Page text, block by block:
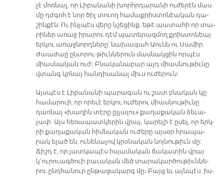
չէ մոռ­նալ, որ Լի­բա­նա­նի խորհր­դա­րա­նի ու­ժե­րէն մաս
մը դժգոհ է նոր ծիլ տուող հա­մաք­րիս­տո­նէա­կան դա­
շին­քէն: Ու ինչ­պէս վե­րը նշե­ցինք, ե­թէ պա­տա­հի որ տա­
րի­ներ ա­ռաջ ի­րա­րու դէմ պա­տե­րազ­մող քրիս­տո­նեայ
եր­կու ա­ռաջ­նորդ­նե­րը՝ նա­խա­գահ Աունն ու Սա­միր
Ժաա­ժաը ընտ­րու-­թիւն­նե­րուն մաս­նակ­ցին որ­պէս
միաս­նա­կան ուժ։ Բնա­կա­նա­բար այդ միաս­նու­թիւ­նը
վտանգ կրնայ հան­դի­սա­նալ միւս ու­ժե­րուն:
Այս­պէս է Լի­բա­նա­նի պա­րա­գան ու շատ բնա­կան կը
հա­մա­րուի, որ ո­րե­ւէ եր­կու ու­ժե­րու միաս­նու­թիւ­նը
դառ­նայ «խա­ղին տէ­րը ըլ­լա­լու» քա­ղա­քա­կան ձե­ւա­
չափ: Այս հե­ռա­պատ­կե­րին վրայ, կա­րե­լի է ը­սել, որ երկ­
րի քա­ղա­քա­կան հիմ­նա­կան ու­ժե­րը այ­սօր հրա­պա­
րակ ե­լած են, ու­նե­նա­լով կրօ­նա­կան նոյ­նու­թիւն մը:
Ճիշդ է, որ յատ­կա­պէս իս­լա­մա­կան ճա­կա­տին վրայ
կ՚ու­րուագ­ծուի բա­ւա­կան մեծ տա­րա­կար­ծու­թիւն­նե­
րու ընդ­հա­նուր ըն­թա­ցա­կարգ մը։ Բայց եւ այն­պէս, իս­